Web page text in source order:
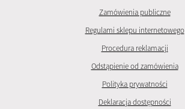
Zamówienia publiczne
Regulami sklepu internetowego
Procedura reklamacji
Odstąpienie od zamówienia
Polityka prywatności
Deklaracja dostępności